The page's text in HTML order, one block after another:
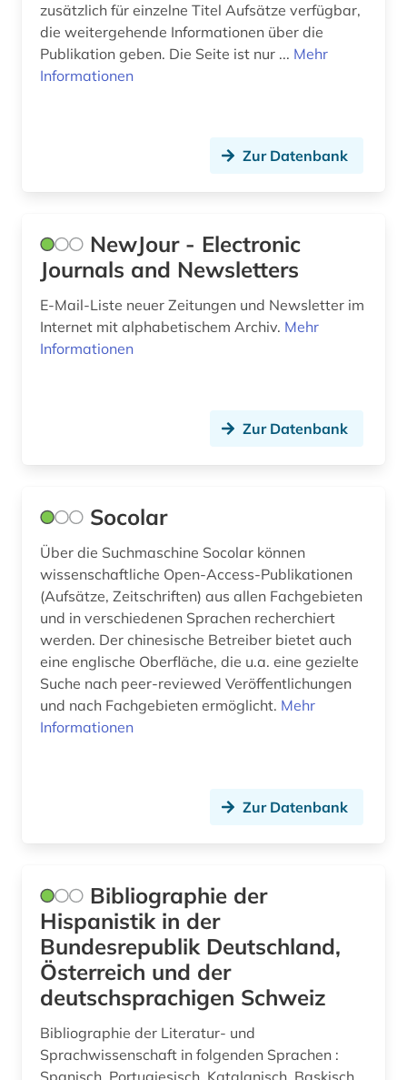
usa (1)
verwaltung (1)
weltkrieg &lt;1939-1945&gt; (1)
west africa (1)
wirtschaftszeitschrift (1)
wissenschaft (1)
wissenschaftliche zeitschrift (3)
zeitschrift (41)
zeitschriften (2)
zeitschrifteninhaltsdienst (1)
zeitschriftenverzeichnis (2)
zeitschtift (1)
zeitung (18)
zeitungsartikel (1)
zeitungsindex (3)
öffentliche verwaltung (1)
österreich (1)
zusätzlich für einzelne Titel Aufsätze verfügbar,
die weitergehende Informationen über die
Publikation geben. Die Seite ist nur ... Mehr
Informationen
Zur Datenbank
NewJour - Electronic
Journals and Newsletters
E-Mail-Liste neuer Zeitungen und Newsletter im
Internet mit alphabetischem Archiv. Mehr
Informationen
Zur Datenbank
Socolar
Über die Suchmaschine Socolar können
wissenschaftliche Open-Access-Publikationen
(Aufsätze, Zeitschriften) aus allen Fachgebieten
und in verschiedenen Sprachen recherchiert
werden. Der chinesische Betreiber bietet auch
eine englische Oberfläche, die u.a. eine gezielte
Suche nach peer-reviewed Veröffentlichungen
und nach Fachgebieten ermöglicht. Mehr
Informationen
Zur Datenbank
Bibliographie der
Hispanistik in der
Bundesrepublik Deutschland,
Österreich und der
deutschsprachigen Schweiz
Bibliographie der Literatur- und
Sprachwissenschaft in folgenden Sprachen :